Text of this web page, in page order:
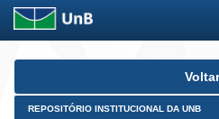
Skip
Voltar
REPOSITÓRIO INSTITUCIONAL DA UNB